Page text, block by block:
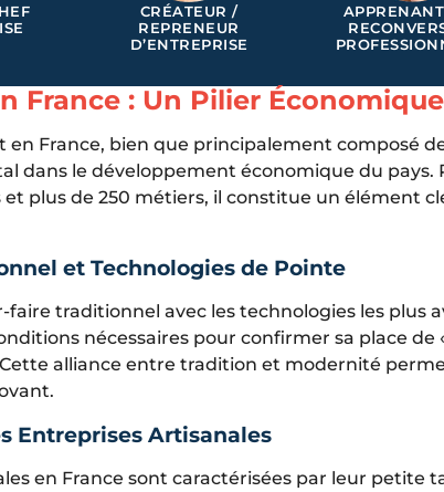
CRÉATEUR /
REPRENEUR
D’ENTREPRISE
France : Un Pilier
en France, bien que principalement composé
dans le développement économique du pays.
plus de 250 métiers, il constitue un élément
et Technologies de Pointe
traditionnel avec les technologies les plus
nécessaires pour confirmer sa place de
alliance entre tradition et modernité
Entreprises Artisanales
en France sont caractérisées par leur petite